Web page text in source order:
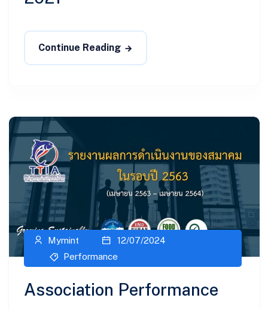
Continue Reading
Mymint
12/07/2024
Performance
Association Performance